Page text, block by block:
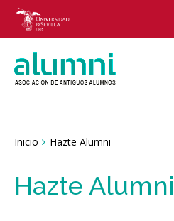
Breadcrumbs
You
Inicio Hazte Alumni
Hazte Alumni